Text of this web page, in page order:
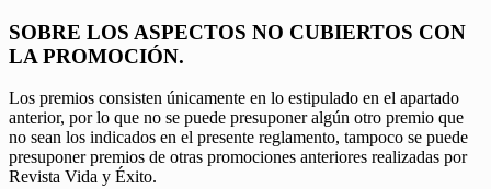
SOBRE LOS ASPECTOS NO CUBIERTOS CON
LA PROMOCIÓN.
Los premios consisten únicamente en lo estipulado en el apartado
anterior, por lo que no se puede presuponer algún otro premio que
no sean los indicados en el presente reglamento, tampoco se puede
presuponer premios de otras promociones anteriores realizadas por
Revista Vida y Éxito.